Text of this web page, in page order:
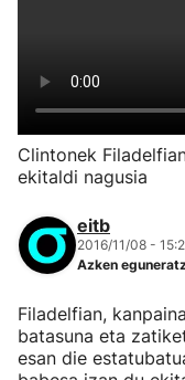
Clintonek
ekitaldi nagusia
eitb
2016/11/08 -
Azken
Filadelfian,
batasuna eta
esan die